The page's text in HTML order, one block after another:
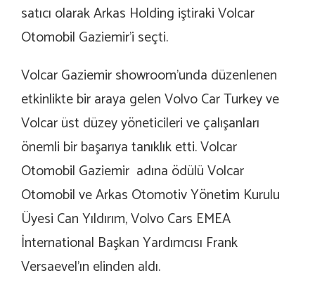
satıcı olarak Arkas Holding iştiraki Volcar
Otomobil Gaziemir’i seçti.
Volcar Gaziemir showroom’unda düzenlenen
etkinlikte bir araya gelen Volvo Car Turkey ve
Volcar üst düzey yöneticileri ve çalışanları
önemli bir başarıya tanıklık etti. Volcar
Otomobil Gaziemir adına ödülü Volcar
Otomobil ve Arkas Otomotiv Yönetim Kurulu
Üyesi Can Yıldırım, Volvo Cars EMEA
İnternational Başkan Yardımcısı Frank
Versaevel’ın elinden aldı.